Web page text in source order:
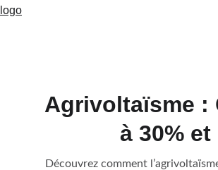
Agrivoltaïsme :
à 30%
Découvrez comment